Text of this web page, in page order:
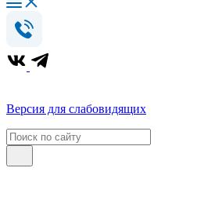
Версия для слабовидящих